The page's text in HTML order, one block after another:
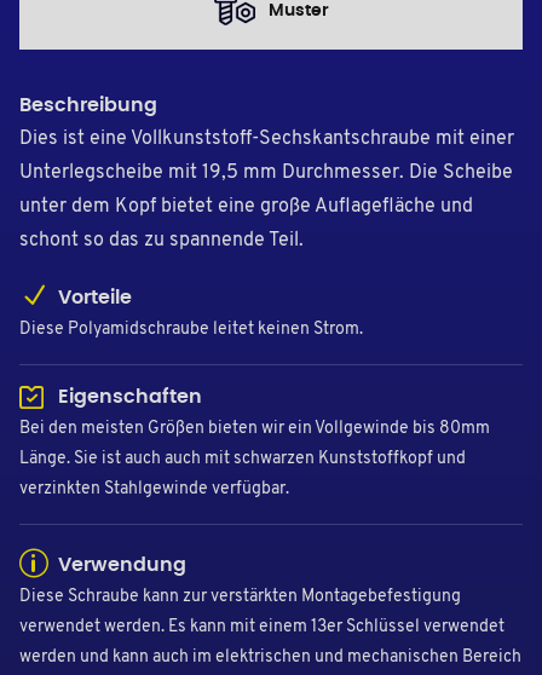
Muster
Beschreibung
Dies ist eine Vollkunststoff-Sechskantschraube mit einer
Unterlegscheibe mit 19,5 mm Durchmesser. Die Scheibe
unter dem Kopf bietet eine große Auflagefläche und
schont so das zu spannende Teil.
Vorteile
Diese Polyamidschraube leitet keinen Strom.
Eigenschaften
Bei den meisten Größen bieten wir ein Vollgewinde bis 80mm
Länge. Sie ist auch auch mit schwarzen Kunststoffkopf und
verzinkten Stahlgewinde verfügbar.
Verwendung
Diese Schraube kann zur verstärkten Montagebefestigung
verwendet werden. Es kann mit einem 13er Schlüssel verwendet
werden und kann auch im elektrischen und mechanischen Bereich